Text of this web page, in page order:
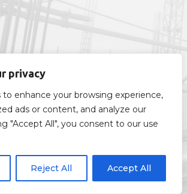
privacy
to enhance your browsing experience,
ads or content, and analyze our
"Accept All", you consent to our use
Reject All Accept All